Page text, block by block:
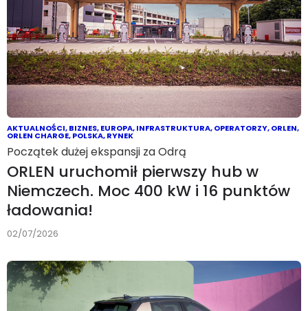
AKTUALNOŚCI,BIZNES,EUROPA,INFRASTRUKTURA,OPERATORZY,ORLEN,
ORLEN CHARGE,POLSKA,RYNEK
Początek dużej ekspansji za Odrą
ORLEN uruchomił pierwszy hub w
Niemczech. Moc 400 kW i 16 punktów
ładowania!
02/07/2026